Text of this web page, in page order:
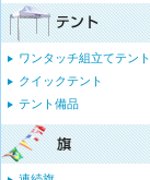
ワンタッチ組立てテント
クイックテント
テント備品